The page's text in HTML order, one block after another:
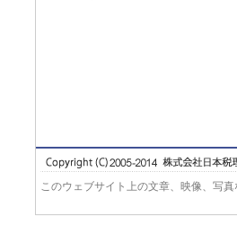
このウェブサイト上の文章、映像、写